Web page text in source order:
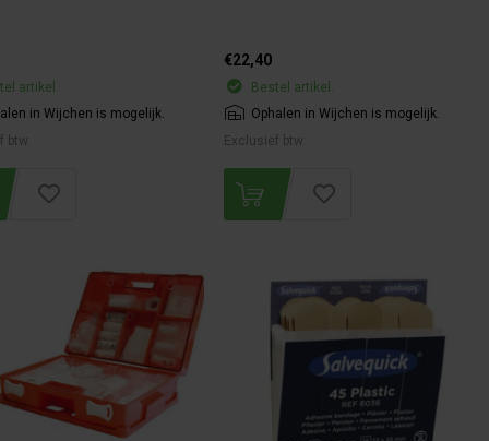
artikel.
in Wijchen is mogelijk.
btw.
€22,40
Bestel artikel.
Ophalen in Wijchen is mogelijk.
Exclusief btw.